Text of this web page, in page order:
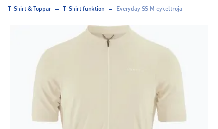
T-Shirt & Toppar T-Shirt funktion Everyday SS M cykeltröja